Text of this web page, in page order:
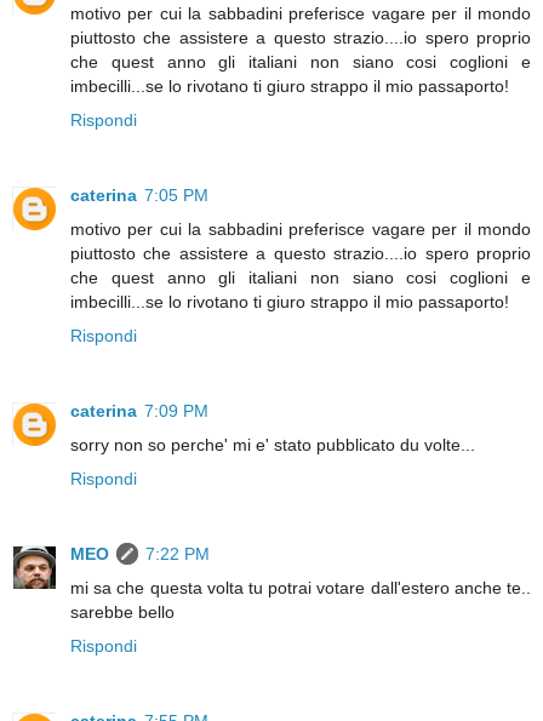
motivo per cui la sabbadini preferisce vagare per il mondo
piuttosto che assistere a questo strazio....io spero proprio
che quest anno gli italiani non siano cosi coglioni e
imbecilli...se lo rivotano ti giuro strappo il mio passaporto!
Rispondi
caterina 7:05 PM
motivo per cui la sabbadini preferisce vagare per il mondo
piuttosto che assistere a questo strazio....io spero proprio
che quest anno gli italiani non siano cosi coglioni e
imbecilli...se lo rivotano ti giuro strappo il mio passaporto!
Rispondi
caterina 7:09 PM
sorry non so perche' mi e' stato pubblicato du volte...
Rispondi
MEO
7:22 PM
mi sa che questa volta tu potrai votare dall'estero anche te..
sarebbe bello
Rispondi